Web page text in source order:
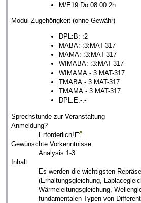
M/E19 Do 08:00 2h
Modul-Zugehörigkeit (ohne Gewähr)
DPL:B:-:2
MABA:-:3:MAT-317
MAMA:-:3:MAT-317
WIMABA:-:3:MAT-317
WIMAMA:-:3:MAT-317
TMABA:-:3:MAT-317
TMAMA:-:3:MAT-317
DPL:E:-:-
Sprechstunde zur Veranstaltung
Anmeldung?
Erforderlich!
Gewünschte Vorkenntnisse
Analysis 1-3
Inhalt
Es werden die wichtigsten
(Erhaltungsgleichung,
Wärmeleitungsgleichung,
fundamentalen Typen von